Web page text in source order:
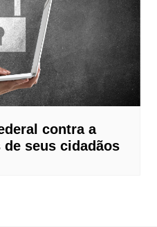
contra a
seus cidadãos